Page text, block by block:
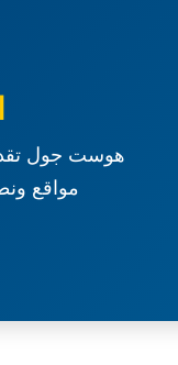
هوست جول
مواقع